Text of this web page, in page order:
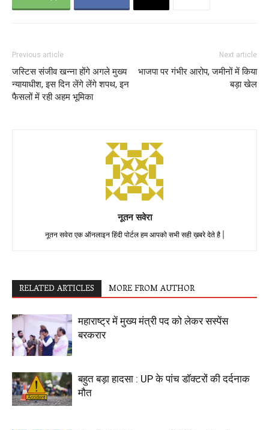
Previous article
जस्टिस संजीव खन्ना होंगे अगले मुख्य
न्यायाधीश, इस दिन लेंगे लेंगे शपथ, इन
फैसलों में रही अहम भूमिका
Next article
भाजपा पर गंभीर आरोप, जमीनों में किया
बड़ा खेल
नूतन सवेरा
नूतन सवेरा एक ऑनलाइन हिंदी पोर्टल हम आपको सभी सही ख़बरे देते है |
RELATED ARTICLES MORE FROM AUTHOR
महाराष्ट्र में मुख्य मंत्री पद को लेकर सस्पेंस
बरकरार
बहुत बड़ा हादसा : UP के पांच डॉक्टरों की दर्दनाक
मौत